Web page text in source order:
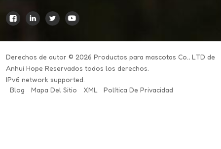
Derechos de autor © 2026 Productos para mascotas Co., LTD de
Anhui Hope Reservados todos los derechos.
IPv6 network supported.
Blog
Mapa Del Sitio XML Política De Privacidad